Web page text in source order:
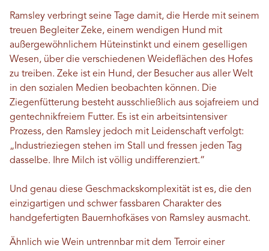
Ramsley verbringt seine Tage damit, die Herde mit seinem
treuen Begleiter Zeke, einem wendigen Hund mit
außergewöhnlichem Hüteinstinkt und einem geselligen
Wesen, über die verschiedenen Weideflächen des Hofes
zu treiben. Zeke ist ein Hund, der Besucher aus aller Welt
in den sozialen Medien beobachten können. Die
Ziegenfütterung besteht ausschließlich aus sojafreiem und
gentechnikfreiem Futter. Es ist ein arbeitsintensiver
Prozess, den Ramsley jedoch mit Leidenschaft verfolgt:
„Industrieziegen stehen im Stall und fressen jeden Tag
dasselbe. Ihre Milch ist völlig undifferenziert.“
Und genau diese Geschmackskomplexität ist es, die den
einzigartigen und schwer fassbaren Charakter des
handgefertigten Bauernhofkäses von Ramsley ausmacht.
Ähnlich wie Wein untrennbar mit dem Terroir einer